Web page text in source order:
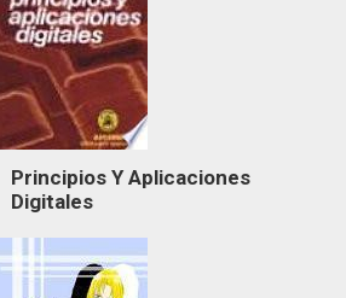
Principios Y Aplicaciones
Digitales